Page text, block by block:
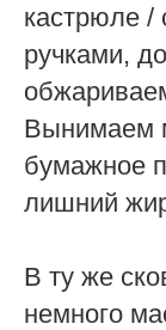
кастрюле /
ручками,
Вынимаем
бумажное
лишний
В ту же
немного